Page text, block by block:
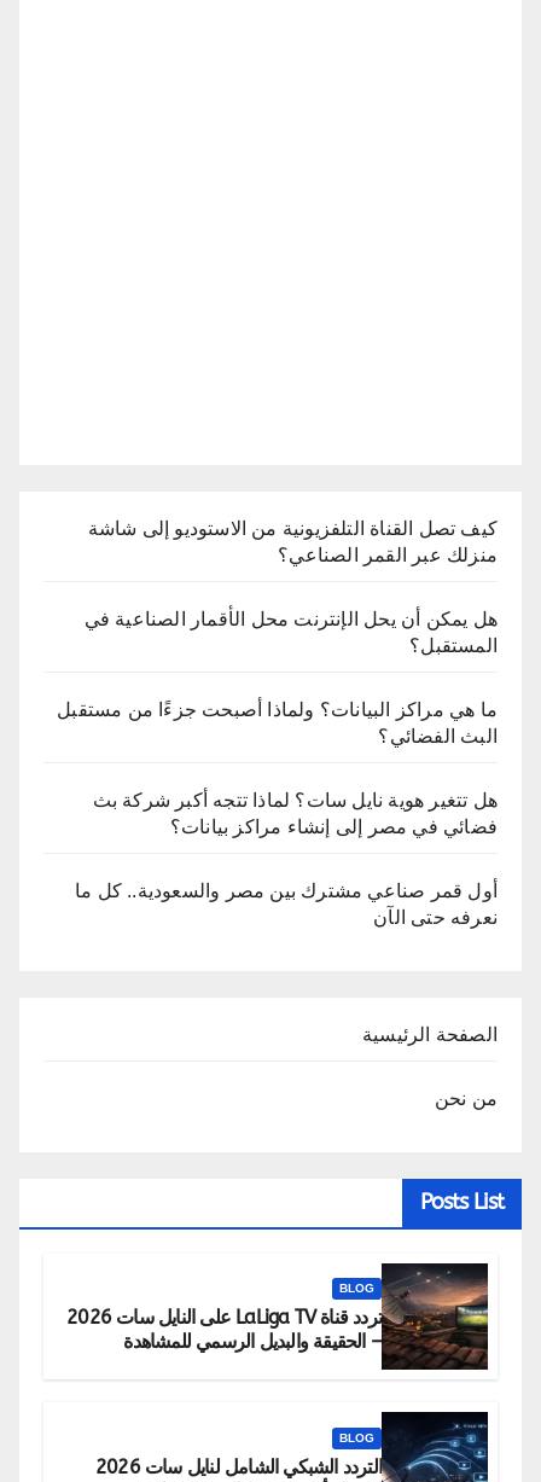
كيف تصل القناة التلفزيونية من الاستوديو إلى شاشة
منزلك عبر القمر الصناعي؟
هل يمكن أن يحل الإنترنت محل الأقمار الصناعية في
المستقبل؟
ما هي مراكز البيانات؟ ولماذا أصبحت جزءًا من مستقبل
البث الفضائي؟
هل تتغير هوية نايل سات؟ لماذا تتجه أكبر شركة بث
فضائي في مصر إلى إنشاء مراكز بيانات؟
أول قمر صناعي مشترك بين مصر والسعودية.. كل ما
نعرفه حتى الآن
الصفحة الرئيسية
من نحن
Posts List
BLOG
تردد قناة LaLiga TV على النايل سات 2026
– الحقيقة والبديل الرسمي للمشاهدة
BLOG
التردد الشبكي الشامل لنايل سات 2026